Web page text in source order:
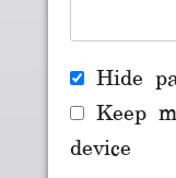
Hide
Keep
device